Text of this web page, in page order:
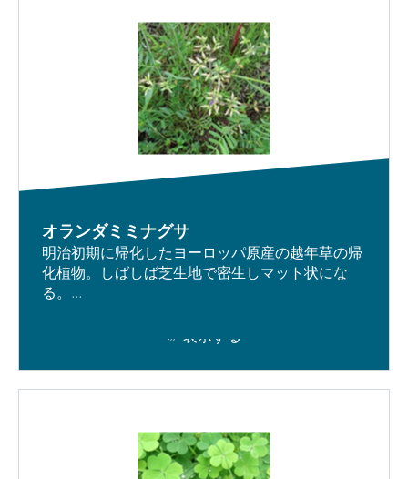
オランダミミナグサ
明治初期に帰化したヨーロッパ原産の越年草の帰
化植物。しばしば芝生地で密生しマット状にな
る。...
表示する